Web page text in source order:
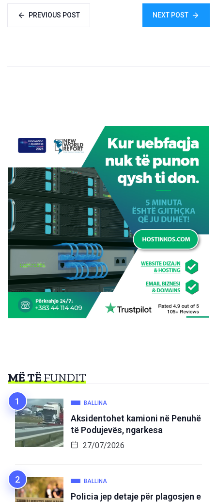
PREVIOUS POST NEXT POST
MË TËFUNDIT
BALLINA
Aksidentohet kamioni në Penuhë
të Podujevës, ngarkesa
27/07/2026
BALLINA
Policia jep detaje për plagosjen e